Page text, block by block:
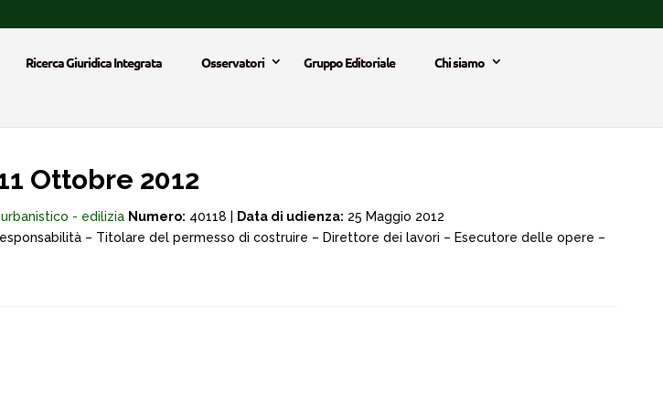
Ricerca Giuridica Integrata Osservatori Gruppo Editoriale
Chi siamo
Ottobre 2012
- edilizia Numero: 40118 | Data di udienza: 25 Maggio 2012
– Titolare del permesso di costruire – Direttore dei lavori – Esecutore delle opere –